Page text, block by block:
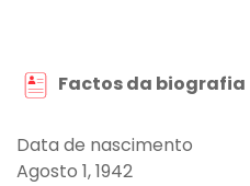
Factos da biografia
Data de nascimento
Agosto 1, 1942